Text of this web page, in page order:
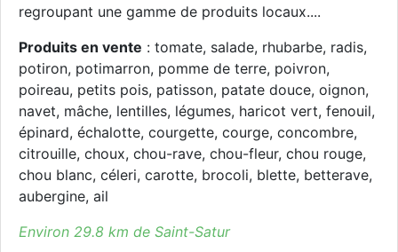
regroupant une gamme de produits locaux....
Produits en vente : tomate, salade, rhubarbe, radis,
potiron, potimarron, pomme de terre, poivron,
poireau, petits pois, patisson, patate douce, oignon,
navet, mâche, lentilles, légumes, haricot vert, fenouil,
épinard, échalotte, courgette, courge, concombre,
citrouille, choux, chou-rave, chou-fleur, chou rouge,
chou blanc, céleri, carotte, brocoli, blette, betterave,
aubergine, ail
Environ 29.8 km de Saint-Satur